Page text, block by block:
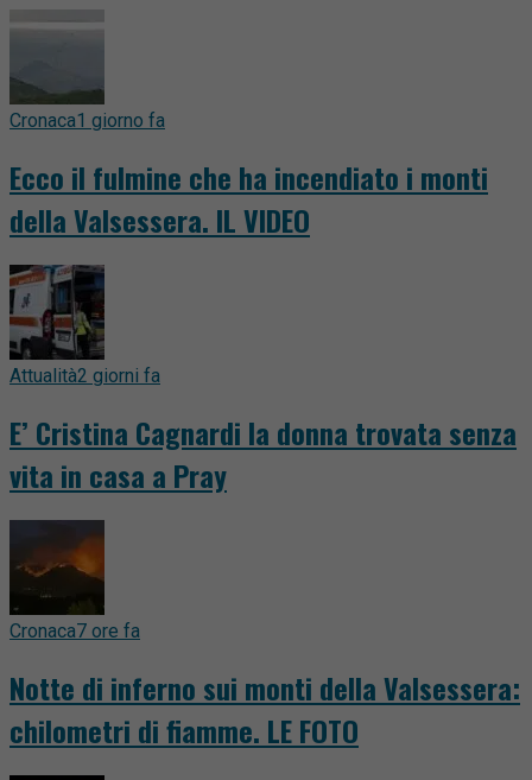
Cronaca1 giorno fa
Ecco il fulmine che ha incendiato i monti
della Valsessera. IL VIDEO
Attualità2 giorni fa
E’ Cristina Cagnardi la donna trovata senza
vita in casa a Pray
Cronaca7 ore fa
Notte di inferno sui monti della Valsessera:
chilometri di fiamme. LE FOTO